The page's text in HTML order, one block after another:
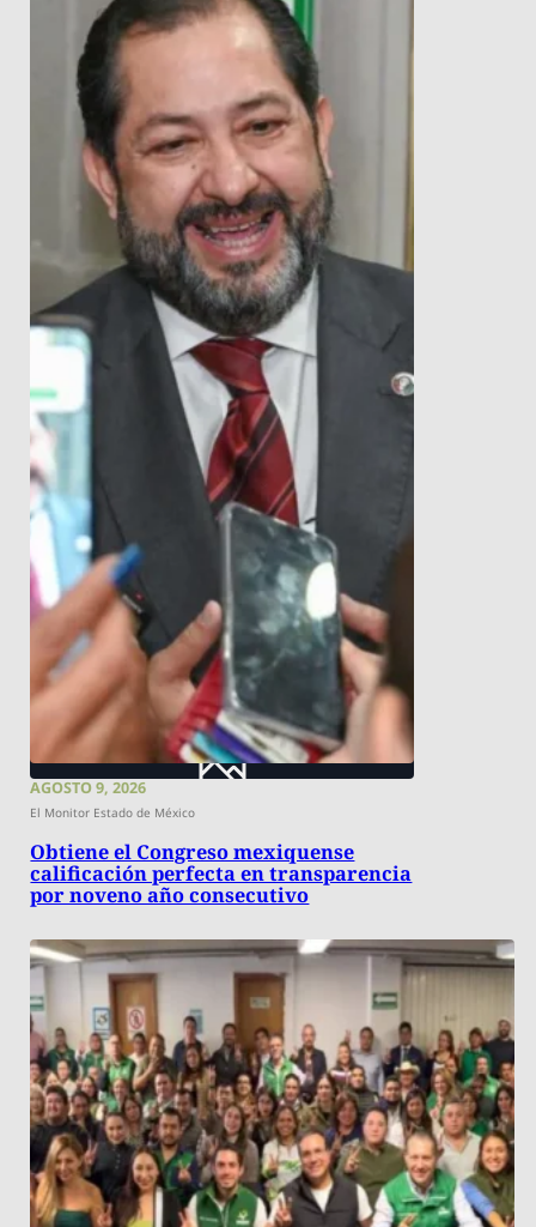
AGOSTO 9, 2026
El Monitor Estado de México
Obtiene el Congreso mexiquense
calificación perfecta en transparencia
por noveno año consecutivo